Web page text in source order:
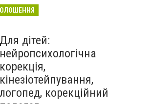
Для дітей:
нейропсихологічна
корекція,
кінезіотейпування,
логопед, корекційний